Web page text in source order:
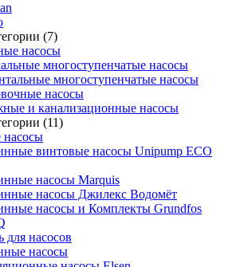
(7)
насосы
многоступенчатые насосы
многоступенчатые насосы
насосы
и канализационные насосы
(11)
винтовые насосы Unipump ECO
насосы Marquis
насосы Джилекс Водомёт
насосы и Комплекты Grundfos
для насосов
насосы